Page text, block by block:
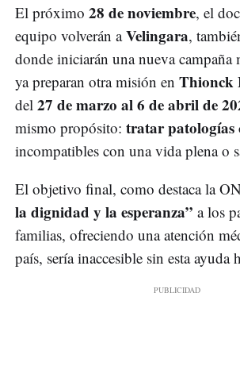
El próximo 28 de noviembre, el
equipo volverán aVelingara,
donde iniciarán una nueva campaña
ya preparan otra misión en Thionck
del 27 de marzo al 6 de abril de
mismo propósito: tratar patologías
incompatibles con una vida plena o
El objetivo final, como destaca la
la dignidad y la esperanza” a los
familias, ofreciendo una atención
país, sería inaccesible sin esta ayuda